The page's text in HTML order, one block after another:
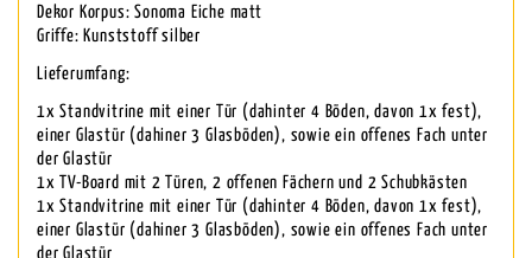
Dekor Korpus: Sonoma Eiche matt
Griffe: Kunststoff silber
Lieferumfang:
1x Standvitrine mit einer Tür (dahinter 4 Böden, davon 1x fest),
einer Glastür (dahiner 3 Glasböden), sowie ein offenes Fach unter
der Glastür
1x TV-Board mit 2 Türen, 2 offenen Fächern und 2 Schubkästen
1x Standvitrine mit einer Tür (dahinter 4 Böden, davon 1x fest),
einer Glastür (dahiner 3 Glasböden), sowie ein offenes Fach unter
der Glastür